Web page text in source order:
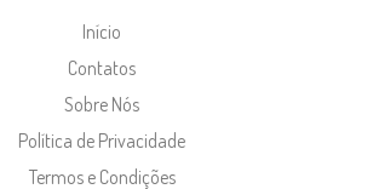
Início
Contatos
Sobre Nós
Política de Privacidade
Termos e Condições